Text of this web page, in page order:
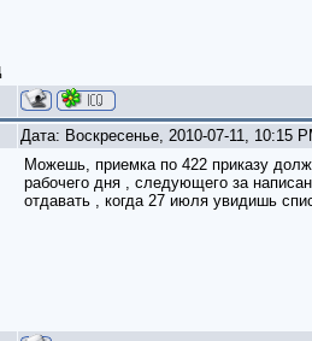
Дата: Воскресенье, 2010-07-11, 10:15
Можешь, приемка по 422 приказу
рабочего дня , следующего за
отдавать , когда 27 июля увидишь